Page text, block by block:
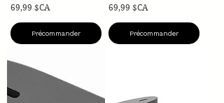
Prix
69,99 $CA
Précommander
Prix
69,99 $CA
Précommander